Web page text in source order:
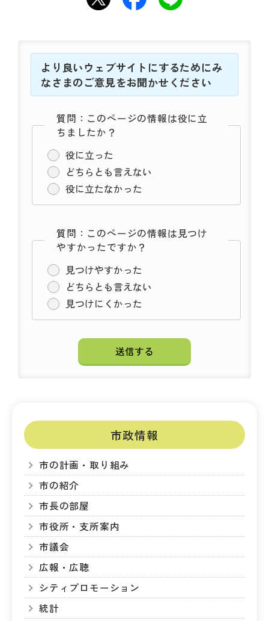
より良いウェブサイトにするためにみ
なさまのご意見をお聞かせください
質問：このページの情報は役に立
ちましたか？
役に立った
どちらとも言えない
役に立たなかった
質問：このページの情報は見つけ
やすかったですか？
見つけやすかった
どちらとも言えない
見つけにくかった
市政情報
市の計画・取り組み
市の紹介
市長の部屋
市役所・支所案内
市議会
広報・広聴
シティプロモーション
統計